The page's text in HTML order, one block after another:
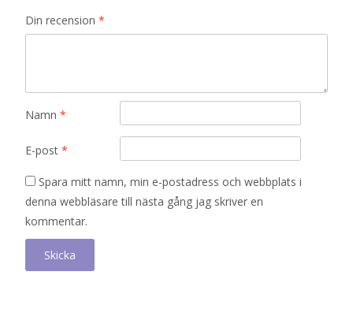
Din recension *
Namn *
E-post *
Spara mitt namn, min e-postadress och webbplats i
denna webbläsare till nästa gång jag skriver en
kommentar.